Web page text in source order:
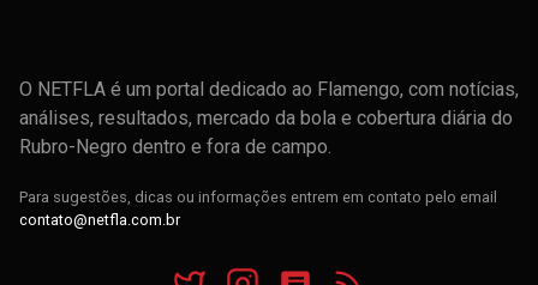
O NETFLA é um portal dedicado ao Flamengo, com notícias,
análises, resultados, mercado da bola e cobertura diária do
Rubro-Negro dentro e fora de campo.
Para sugestões, dicas ou informações entrem em contato pelo email
contato@netfla.com.br